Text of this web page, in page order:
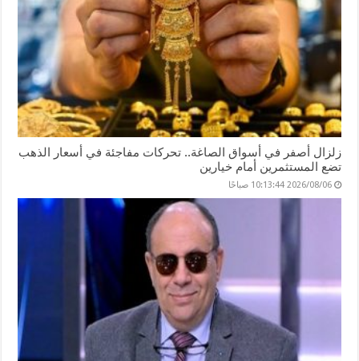
زلزال أصفر في أسواق الصاغة.. تحركات مفاجئة في أسعار الذهب
تضع المستثمرين أمام خيارين
2026/08/06 10:13:44 صباحًا